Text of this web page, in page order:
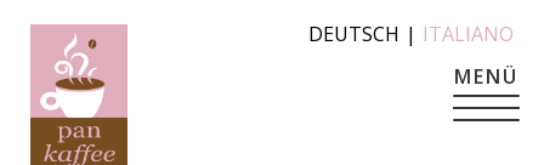
MENÜ
DEUTSCH | ITALIANO